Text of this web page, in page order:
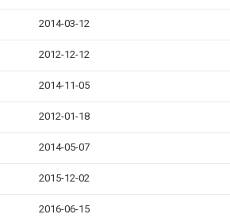
2014-03-12
2012-12-12
2014-11-05
2012-01-18
2014-05-07
2015-12-02
2016-06-15